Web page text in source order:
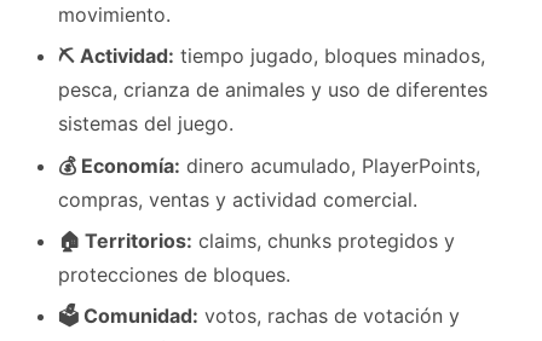
movimiento.
⛏ Actividad: tiempo jugado, bloques minados,
pesca, crianza de animales y uso de diferentes
sistemas del juego.
💰 Economía: dinero acumulado, PlayerPoints,
compras, ventas y actividad comercial.
🏠 Territorios: claims, chunks protegidos y
protecciones de bloques.
🗳 Comunidad: votos, rachas de votación y